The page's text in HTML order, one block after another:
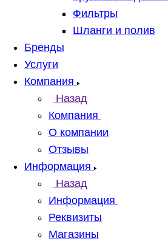
Фильтры
Шланги и полив
Бренды
Услуги
Компания
Назад
Компания
О компании
Отзывы
Информация
Назад
Информация
Реквизиты
Магазины